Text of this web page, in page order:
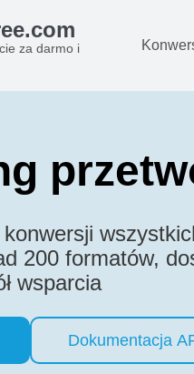
za darmo i
200 formatów,
wsparcia
Dokumentacja